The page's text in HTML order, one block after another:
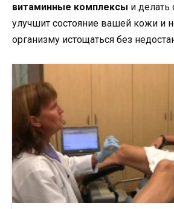
витаминные комплексы и делать
улучшит состояние вашей кожи и
организму истощаться без